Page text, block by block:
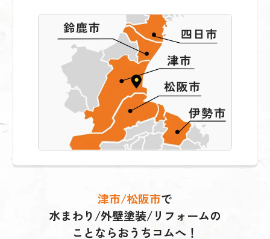
津市/松阪市で
水まわり/外壁塗装/リフォームの
ことならおうちコムへ！